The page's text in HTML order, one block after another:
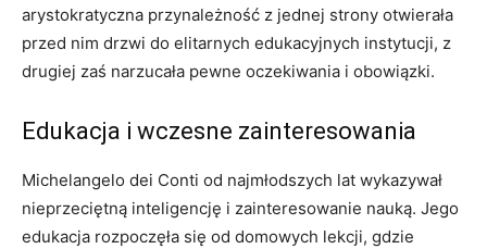
arystokratyczna przynależność z jednej strony otwierała
przed nim drzwi do elitarnych edukacyjnych instytucji, z
drugiej zaś narzucała pewne oczekiwania i obowiązki.
Edukacja i wczesne zainteresowania
Michelangelo dei Conti od najmłodszych lat wykazywał
nieprzeciętną inteligencję i zainteresowanie nauką. Jego
edukacja rozpoczęła się od domowych lekcji, gdzie